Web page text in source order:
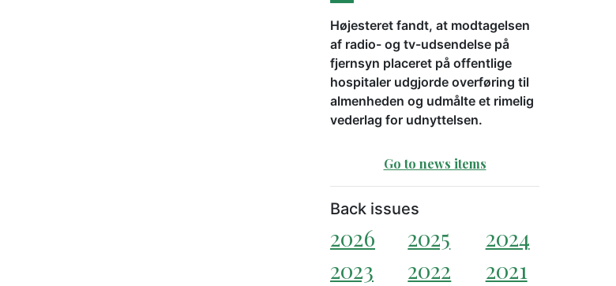
Højesteret fandt, at modtagelsen
af radio- og tv-udsendelse på
fjernsyn placeret på offentlige
hospitaler udgjorde overføring til
almenheden og udmålte et rimelig
vederlag for udnyttelsen.
Go to news items
Back issues
2026 2025
2024
2023
2022
2021